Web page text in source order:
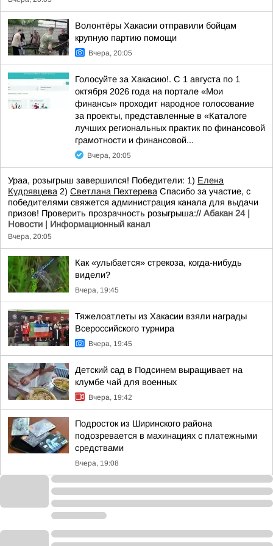
Волонтёры Хакасии отправили бойцам
крупную партию помощи
Вчера, 20:05
Голосуйте за Хакасию!. С 1 августа по 1
октября 2026 года на портале «Мои
финансы» проходит народное голосование
за проекты, представленные в «Каталоге
лучших региональных практик по финансовой
грамотности и финансовой...
Вчера, 20:05
Ураа, розыгрыш завершился! Победители: 1) Елена
Кудрявцева 2) Светлана Пехтерева Спасибо за участие, с
победителями свяжется администрация канала для выдачи
призов! Проверить прозрачность розыгрыша:// Абакан 24 |
Новости | Информационный канал
Вчера, 20:05
Как «улыбается» стрекоза, когда-нибудь
видели?
Вчера, 19:45
Тяжелоатлеты из Хакасии взяли награды
Всероссийского турнира
Вчера, 19:45
Детский сад в Подсинем выращивает на
клумбе чай для военных
Вчера, 19:42
Подросток из Ширинского района
подозревается в махинациях с платежными
средствами
Вчера, 19:08